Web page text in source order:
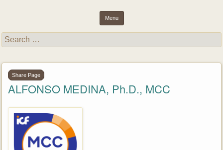
Success Unlimited Network (SUN)
inspiring light and essence through purposeful results and well-
being
Menu
Skip to content
Search
for:
Share Page
ALFONSO MEDINA, Ph.D., MCC